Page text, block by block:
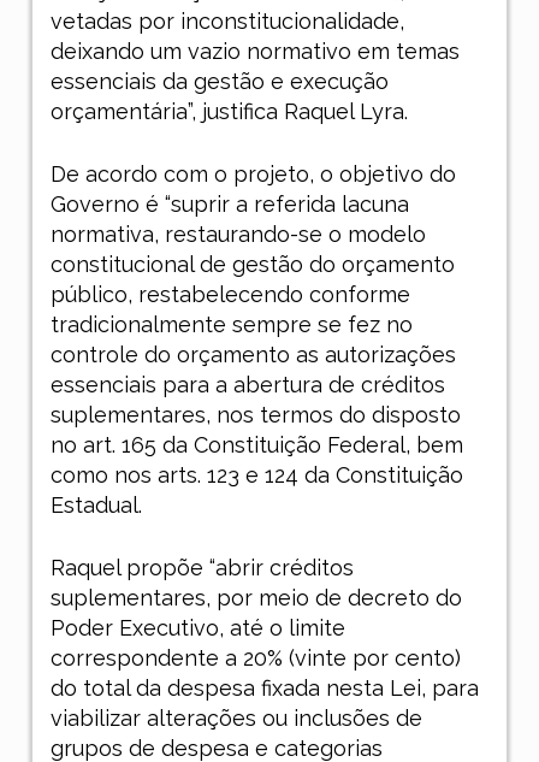
vetadas por inconstitucionalidade,
deixando um vazio normativo em temas
essenciais da gestão e execução
orçamentária”, justifica Raquel Lyra.
De acordo com o projeto, o objetivo do
Governo é “suprir a referida lacuna
normativa, restaurando-se o modelo
constitucional de gestão do orçamento
público, restabelecendo conforme
tradicionalmente sempre se fez no
controle do orçamento as autorizações
essenciais para a abertura de créditos
suplementares, nos termos do disposto
no art. 165 da Constituição Federal, bem
como nos arts. 123 e 124 da Constituição
Estadual.
Raquel propõe “abrir créditos
suplementares, por meio de decreto do
Poder Executivo, até o limite
correspondente a 20% (vinte por cento)
do total da despesa fixada nesta Lei, para
viabilizar alterações ou inclusões de
grupos de despesa e categorias